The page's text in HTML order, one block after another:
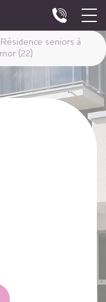
Résidence seniors à
(22)